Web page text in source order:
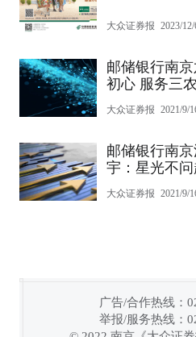
大众证券报 2023/
邮储银行南
初心 服务三农
大众证券报 2021/9/
邮储银行南
宇：星光不
人
大众证券报 2021/9/
广告/合作热线：
举报/服务热线：